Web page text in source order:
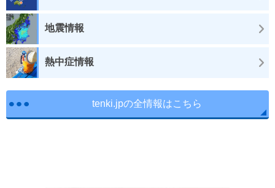
地震情報
熱中症情報
tenki.jpの全情報はこちら